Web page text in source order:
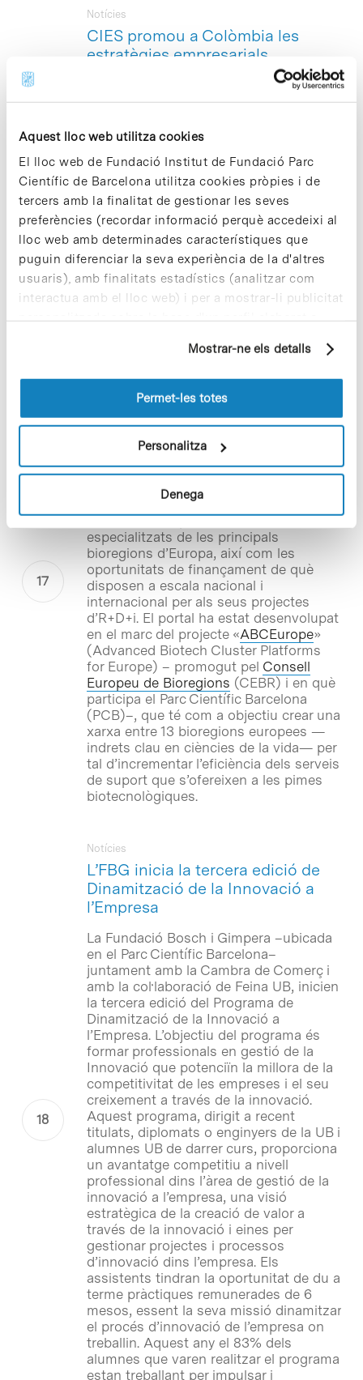
Aquest lloc web utilitza cookies
El lloc web de Fundació Institut de Fundació Parc
Científic de Barcelona utilitza cookies pròpies i de
tercers amb la finalitat de gestionar les seves
preferències (recordar informació perquè accedeixi al
lloc web amb determinades característiques que
puguin diferenciar la seva experiència de la d'altres
usuaris), amb finalitats estadístics (analitzar com
interactua amb el lloc web) i per a mostrar-li publicitat
personalitzada sobre la base d'un perfil elaborat a
pàgines visitades). Per a obtenir més informació sobre
les cookies pot consultar laPolítica de cookiesdel
Mostrar-ne els detalls
Permet-les totes
Personalitza
Denega
CIES promou a Colòmbia les
estratègies empresarials
Notícies
LaFundació Centre d’Investigació
seu al Parc Científic de Barcelona— en
Barcelona (UB), l’agència catalana
ACC1Ó i la Corporació Fons d’Empleats
de la Indústria Petroliera Colombiana
(Copercol)– presentaran el proper dia
21 de juny a Bogotà (Colòmbia) el
«Màster en Responsabilitat Social
Corporativa, Comptabilitat i Auditoria
Social» (MRS) i el «Màster en Economia
Social i Direcció d’Entitats sense Ànim
Neix «Tools of Science», el
portal europeu de serveis de
suport a la innovació
Avui s’ha engegat « Tools of Science
primer portal europeu que ofereix a les
empreses biotecnològiques una base
de dades online de les millors
instal·lacions i proveïdors de serveis
especialitzats de les principals
bioregions d’Europa, així com les
oportunitats de finançament de què
disposen a escala nacional i
internacional per als seus projectes
d’R+D+i. El portal ha estat desenvolupat
en el marc del projecte «ABCEurope»
(Advanced Biotech Cluster Platforms
for Europe) – promogut pel Consell
Europeu de Bioregions (CEBR) i en què
participa el Parc Científic Barcelona
(PCB)–, que té com a objectiu crear una
xarxa entre 13 bioregions europees —
indrets clau en ciències de la vida— per
tal d’incrementar l’eficiència dels serveis
de suport que s’ofereixen a les pimes
biotecnològiques.
L’FBG inicia la tercera edició de
Dinamització de la Innovació a
l’Empresa
Notícies
La Fundació Bosch i Gimpera –ubicada
en el Parc Científic Barcelona–
juntament amb la Cambra de Comerç i
amb la col·laboració de Feina UB, inicien
la tercera edició del Programa de
Dinamització de la Innovació a
l’Empresa. L’objectiu del programa és
formar professionals en gestió de la
Innovació que potenciïn la millora de la
competitivitat de les empreses i el seu
creixement a través de la innovació.
Aquest programa, dirigit a recent
titulats, diplomats o enginyers de la UB i
alumnes UB de darrer curs, proporciona
un avantatge competitiu a nivell
professional dins l’àrea de gestió de la
innovació a l’empresa, una visió
estratègica de la creació de valor a
través de la innovació i eines per
gestionar projectes i processos
d’innovació dins l’empresa. Els
assistents tindran la oportunitat de du a
terme pràctiques remunerades de 6
mesos, essent la seva missió dinamitzar
el procés d’innovació de l’empresa on
treballin. Aquest any el 83% dels
alumnes que varen realitzar el programa
estan treballant per impulsar i